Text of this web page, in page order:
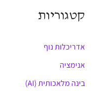
c
f
o
r
קטגוריות
אדריכלות נוף
אנימציה
בינה מלאכותית (AI)